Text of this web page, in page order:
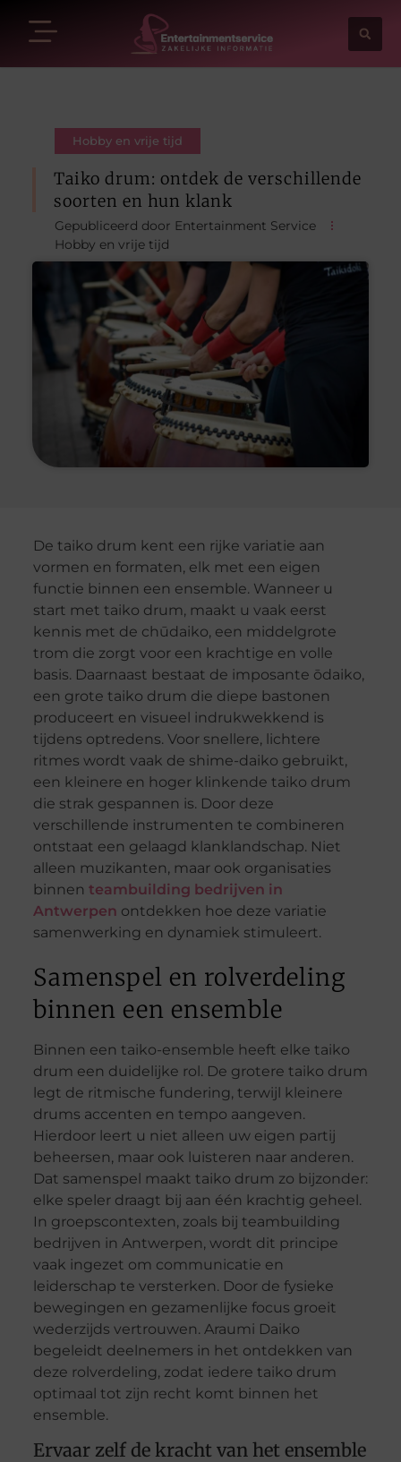
Hobby en vrije tijd
Taiko drum: ontdek de verschillende
soorten en hun klank
Gepubliceerd door Entertainment Service
Hobby en vrije tijd
De taiko drum kent een rijke variatie aan
vormen en formaten, elk met een eigen
functie binnen een ensemble. Wanneer u
start met taiko drum, maakt u vaak eerst
kennis met de chūdaiko, een middelgrote
trom die zorgt voor een krachtige en volle
basis. Daarnaast bestaat de imposante ōdaiko,
een grote taiko drum die diepe bastonen
produceert en visueel indrukwekkend is
tijdens optredens. Voor snellere, lichtere
ritmes wordt vaak de shime-daiko gebruikt,
een kleinere en hoger klinkende taiko drum
die strak gespannen is. Door deze
verschillende instrumenten te combineren
ontstaat een gelaagd klanklandschap. Niet
alleen muzikanten, maar ook organisaties
binnen teambuilding bedrijven in
Antwerpen ontdekken hoe deze variatie
samenwerking en dynamiek stimuleert.
Samenspel en rolverdeling
binnen een ensemble
Binnen een taiko-ensemble heeft elke taiko
drum een duidelijke rol. De grotere taiko drum
legt de ritmische fundering, terwijl kleinere
drums accenten en tempo aangeven.
Hierdoor leert u niet alleen uw eigen partij
beheersen, maar ook luisteren naar anderen.
Dat samenspel maakt taiko drum zo bijzonder:
elke speler draagt bij aan één krachtig geheel.
In groepscontexten, zoals bij teambuilding
bedrijven in Antwerpen, wordt dit principe
vaak ingezet om communicatie en
leiderschap te versterken. Door de fysieke
bewegingen en gezamenlijke focus groeit
wederzijds vertrouwen. Araumi Daiko
begeleidt deelnemers in het ontdekken van
deze rolverdeling, zodat iedere taiko drum
optimaal tot zijn recht komt binnen het
ensemble.
Ervaar zelf de kracht van het ensemble